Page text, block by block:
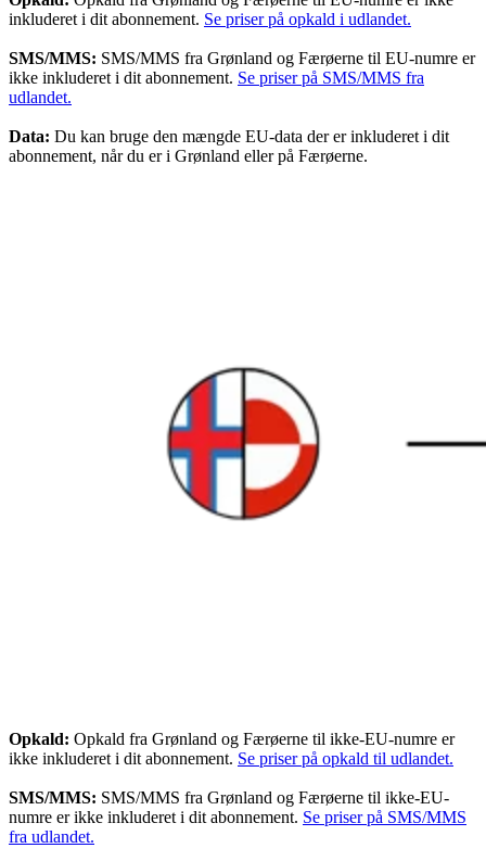
inkluderet i dit abonnement. Se priser på opkald i udlandet.
SMS/MMS: SMS/MMS fra Grønland og Færøerne til EU-numre er
ikke inkluderet i dit abonnement. Se priser på SMS/MMS fra
udlandet.
Data: Du kan bruge den mængde EU-data der er inkluderet i dit
abonnement, når du er i Grønland eller på Færøerne.
Opkald: Opkald fra Grønland og Færøerne til ikke-EU-numre er
ikke inkluderet i dit abonnement. Se priser på opkald til udlandet.
SMS/MMS: SMS/MMS fra Grønland og Færøerne til ikke-EU-
numre er ikke inkluderet i dit abonnement. Se priser på SMS/MMS
fra udlandet.